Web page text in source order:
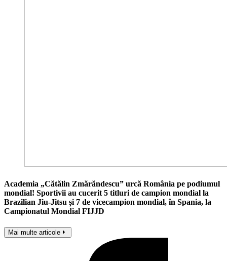
Academia „Cătălin Zmărăndescu” urcă România pe podiumul
mondial! Sportivii au cucerit 5 titluri de campion mondial la
Brazilian Jiu-Jitsu și 7 de vicecampion mondial, în Spania, la
Campionatul Mondial FIJJD
Mai multe articole